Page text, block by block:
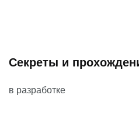
Секреты и
в разработке